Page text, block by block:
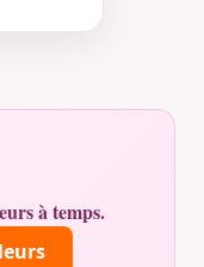
à temps.